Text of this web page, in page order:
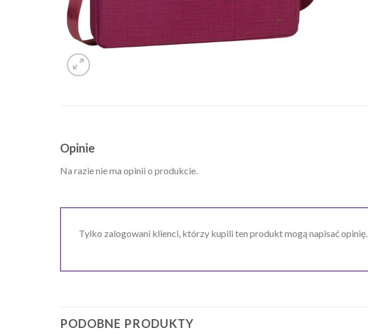
Opinie
Na razie nie ma opinii o produkcie.
Tylko zalogowani klienci, którzy kupili ten produkt mogą napisać opinię.
PODOBNE PRODUKTY